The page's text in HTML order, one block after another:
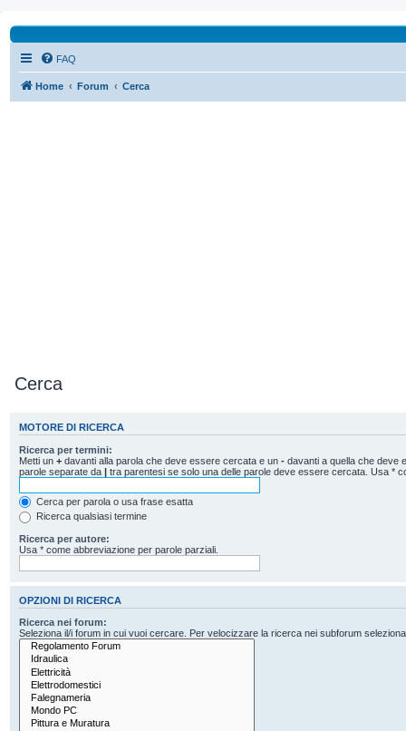
FAQ
Home Forum Cerca
Cerca
MOTORE DI RICERCA
Ricerca per termini:
Metti un + davanti alla parola che deve essere cercata e un - davanti a quella che deve
parole separate da | tra parentesi se solo una delle parole deve essere cercata. Usa *
Cerca per parola o usa frase esatta
Ricerca qualsiasi termine
Ricerca per autore:
Usa * come abbreviazione per parole parziali.
OPZIONI DI RICERCA
Ricerca nei forum:
Seleziona il/i forum in cui vuoi cercare. Per velocizzare la ricerca nei subforum